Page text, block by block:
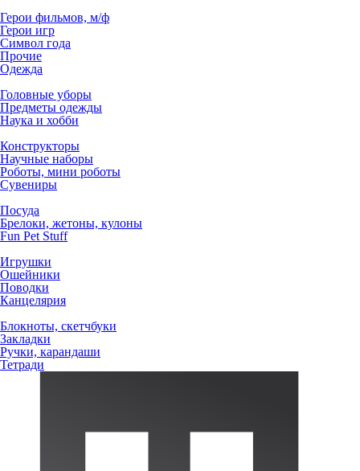
Герои фильмов, м/ф
Герои игр
Символ года
Прочие
Одежда
Головные уборы
Предметы одежды
Наука и хобби
Конструкторы
Научные наборы
Роботы, мини роботы
Сувениры
Посуда
Брелоки, жетоны, кулоны
Fun Pet Stuff
Игрушки
Ошейники
Поводки
Канцелярия
Блокноты, скетчбуки
Закладки
Ручки, карандаши
Тетради